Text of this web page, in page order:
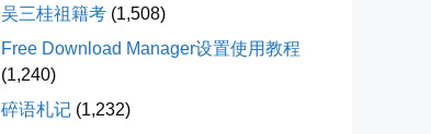
落雪音乐下载最稳定音乐源
落雪音乐下载，最稳定音乐源（推...
📅 04-10 17:19 👤 Zairun
吴三桂祖籍考 (1,508)
Free Download Manager设置使用教程
(1,240)
碎语札记 (1,232)